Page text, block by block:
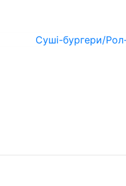
Суші-бургери/